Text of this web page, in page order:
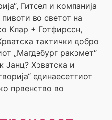
Гитсел и компанија
во светот на
Клар + Готфирсон,
тактички добро
„Магдебург ракомет“
Јанц? Хрватска и
единаесеттиот
првенство во